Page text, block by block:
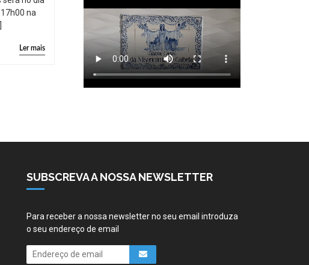
na
Ler mais
SUBSCREVA A NOSSA NEWSLETTER
Para receber a nossa newsletter no seu email introduza
o seu endereço de email